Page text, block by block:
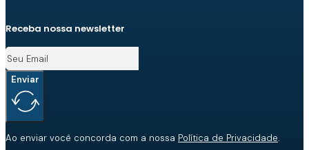
Receba nossa newsletter
Enviar
Ao enviar você concorda com a nossa Política de Privacidade.